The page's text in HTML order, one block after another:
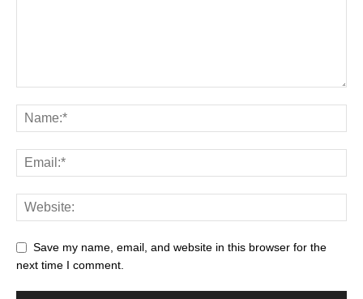
Save my name, email, and website in this browser for the
next time I comment.